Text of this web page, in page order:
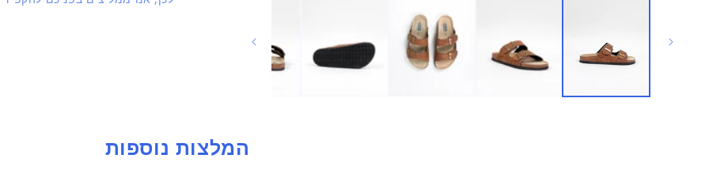
המלצות נוספות